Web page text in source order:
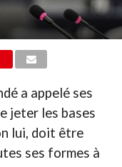
a appelé ses
jeter les bases
lui, doit être
ses formes à